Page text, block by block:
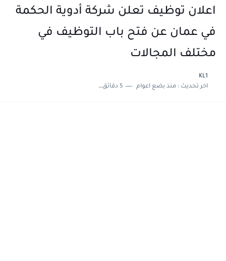
اعلان توظيف تعلن شركة أدوية الحكمة
في عمان عن فتح باب التوظيف في
مختلف المجالات
KL1
اخر تحديث :منذ بضع اعوام 5 دقائق للقراءة